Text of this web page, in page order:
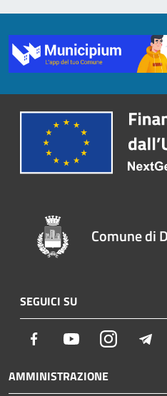
Comune di
SEGUICI SU
Facebook YoutubeInstagram
AMMINISTRAZIONE